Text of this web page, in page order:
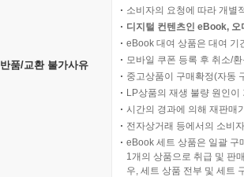
반품/교환 불가사유
소비자의 요청에 따라 개별
디지털 컨텐츠인 eBook,
eBook 대여 상품은 대여 기
모바일 쿠폰 등록 후 취소/
중고상품이 구매확정(자동
LP상품의 재생 불량 원인
시간의 경과에 의해 재판매
전자상거래 등에서의 소비
eBook 세트 상품은 일괄 구
1개의 상품으로 취급 및 판
우, 세트 상품 전부 및 세트